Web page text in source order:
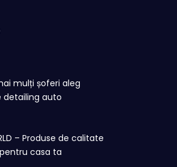
mulți șoferi aleg
detailing auto
– Produse de calitate
casa ta